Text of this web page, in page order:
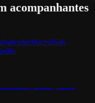
acompanhantes
SalvadorMaceióSão